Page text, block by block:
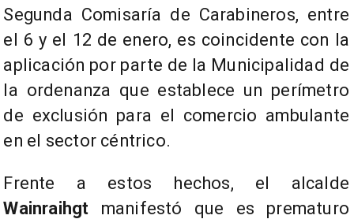
Segunda Comisaría de Carabineros, entre
el 6 y el 12 de enero, es coincidente con la
aplicación por parte de la Municipalidad de
la ordenanza que establece un perímetro
de exclusión para el comercio ambulante
en el sector céntrico.
Frente a estos hechos, el alcalde
Wainraihgt manifestó que es prematuro